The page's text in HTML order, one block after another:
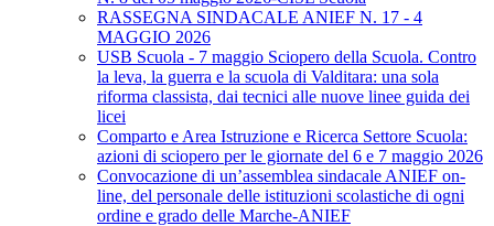
RASSEGNA SINDACALE ANIEF N. 17 - 4
MAGGIO 2026
USB Scuola - 7 maggio Sciopero della Scuola. Contro
la leva, la guerra e la scuola di Valditara: una sola
riforma classista, dai tecnici alle nuove linee guida dei
licei
Comparto e Area Istruzione e Ricerca Settore Scuola:
azioni di sciopero per le giornate del 6 e 7 maggio 2026
Convocazione di un’assemblea sindacale ANIEF on-
line, del personale delle istituzioni scolastiche di ogni
ordine e grado delle Marche-ANIEF